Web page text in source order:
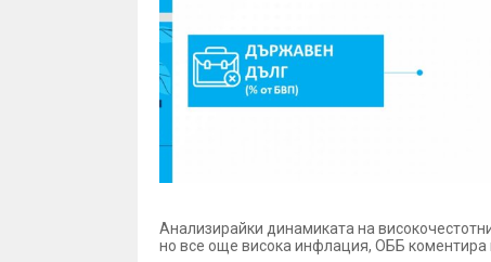
Анализирайки динамиката на
но все още висока инфлация, ОББ